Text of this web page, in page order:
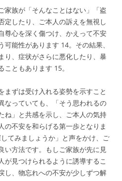
家族が「そんなことはない」「盗
定したり、ご本人の訴えを無視し
尊心を深く傷つけ、かえって不安
可能性があります 14。その結果、
り、症状がさらに悪化したり、暴
こともあります 15。
まずは受け入れる姿勢を示すこと
なっていても、「そう思われるの
ね」と共感を示し、ご本人の気持
の不安を和らげる第一歩となりま
てみましょうか」と声をかけ、ご
い方法です。もしご家族が先に見
が見つけられるように誘導するこ
し、物忘れへの不安が少しずつ解